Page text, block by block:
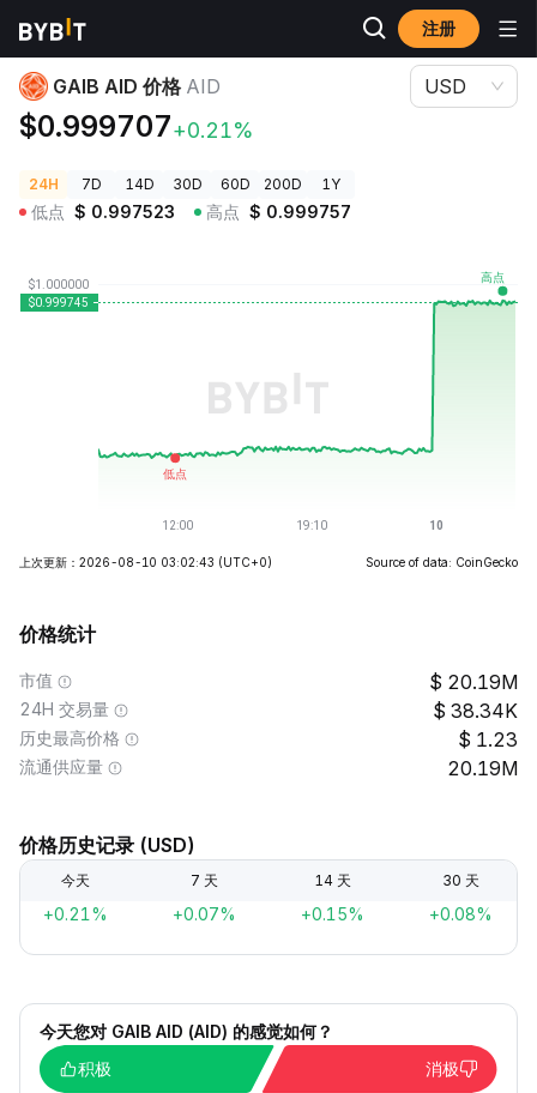
注册
加密货币价格
GAIB AID 价格 AID
$0.999707+0.21%
USD
24H 7D 14D 30D 60D 200D 1Y
低点 $ 0.997523 高点 $ 0.999757
上次更新：2026-08-10 03:02:43 (UTC+0) Source of data: CoinGecko
价格统计
市值 20.19M
24H 交易量 38.34K
历史最高价格 1.23
流通供应量 20.19M
价格历史记录 (USD)
今天 7 天 14 天 30 天
+0.21% +0.07% +0.15% +0.08%
今天您对 GAIB AID (AID) 的感觉如何？
积极
消极